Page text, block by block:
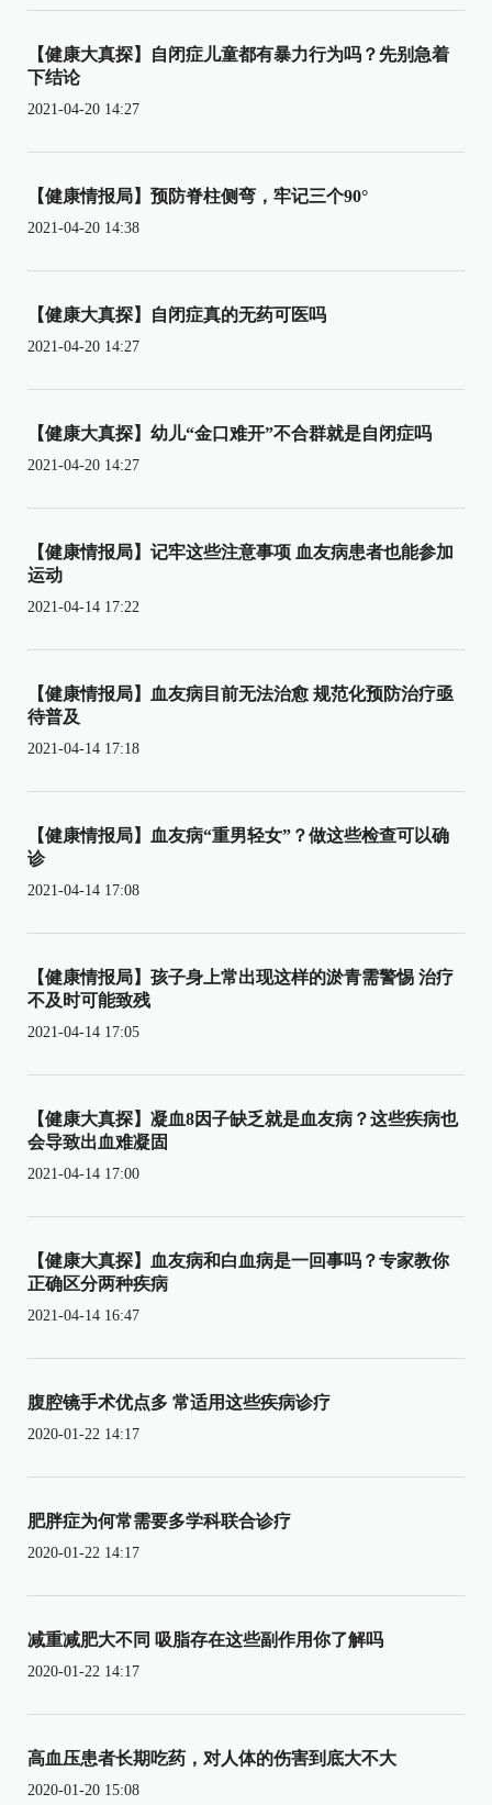
【健康大真探】自闭症儿童都有暴力行为吗？先别急着
下结论
2021-04-20 14:27
【健康情报局】预防脊柱侧弯，牢记三个90°
2021-04-20 14:38
【健康大真探】自闭症真的无药可医吗
2021-04-20 14:27
【健康大真探】幼儿“金口难开”不合群就是自闭症吗
2021-04-20 14:27
【健康情报局】记牢这些注意事项 血友病患者也能参加
运动
2021-04-14 17:22
【健康情报局】血友病目前无法治愈 规范化预防治疗亟
待普及
2021-04-14 17:18
【健康情报局】血友病“重男轻女”？做这些检查可以确
诊
2021-04-14 17:08
【健康情报局】孩子身上常出现这样的淤青需警惕 治疗
不及时可能致残
2021-04-14 17:05
【健康大真探】凝血8因子缺乏就是血友病？这些疾病也
会导致出血难凝固
2021-04-14 17:00
【健康大真探】血友病和白血病是一回事吗？专家教你
正确区分两种疾病
2021-04-14 16:47
腹腔镜手术优点多 常适用这些疾病诊疗
2020-01-22 14:17
肥胖症为何常需要多学科联合诊疗
2020-01-22 14:17
减重减肥大不同 吸脂存在这些副作用你了解吗
2020-01-22 14:17
高血压患者长期吃药，对人体的伤害到底大不大
2020-01-20 15:08